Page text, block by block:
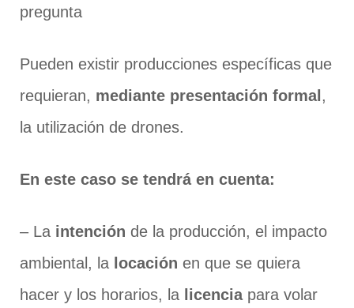
pregunta
Pueden existir producciones específicas que
requieran, mediante presentación formal ,
la utilización de drones.
En este caso se tendrá en cuenta:
– La intención de la producción, el impacto
ambiental, la locación en que se quiera
hacer y los horarios, la licencia para volar